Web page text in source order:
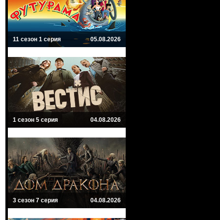
11 сезон 1 серия 05.08.2026
1 сезон 5 серия 04.08.2026
3 сезон 7 серия 04.08.2026